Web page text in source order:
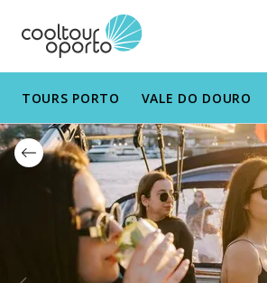
TOURS PORTO VALE DO DOURO